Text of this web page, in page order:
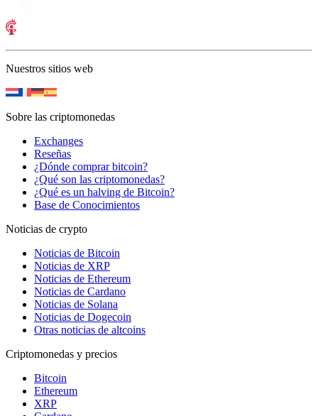
Nuestros sitios web
Sobre las criptomonedas
Exchanges
Reseñas
¿Dónde comprar bitcoin?
¿Qué son las criptomonedas?
¿Qué es un halving de Bitcoin?
Base de Conocimientos
Noticias de crypto
Noticias de Bitcoin
Noticias de XRP
Noticias de Ethereum
Noticias de Cardano
Noticias de Solana
Noticias de Dogecoin
Otras noticias de altcoins
Criptomonedas y precios
Bitcoin
Ethereum
XRP